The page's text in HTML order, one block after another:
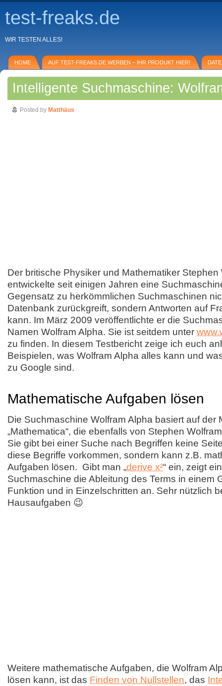
test-freaks.de
WIR TESTEN ALLES!
HOME AUF TEST-FREAKS.DE WERBEN – IHR PRODUKT HIER!
Intelligente Suchmaschine:
Posted by Matthäus
Der britische Physiker und Mathematiker Stephen
entwickelte seit einigen Jahren eine
Gegensatz zu herkömmlichen Suchmaschinen
Datenbank zurückgreift, sondern Antworten auf
kann. Im März 2009 veröffentlichte er die
Namen Wolfram Alpha. Sie ist seitdem unter
zu finden. In diesem Testbericht zeige ich euch
Beispielen, was Wolfram Alpha alles kann und
zu Google sind.
Mathematische Aufgaben lösen
Die Suchmaschine Wolfram Alpha basiert auf der
„Mathematica“, die ebenfalls von Stephen
Sie gibt bei einer Suche nach Begriffen keine
diese Begriffe vorkommen, sondern kann z.B.
Aufgaben lösen. Gibt man „derive x²“ ein, zeigt
Suchmaschine die Ableitung des Terms in einem
Funktion und in Einzelschritten an. Sehr nützlich
Hausaufgaben 😉
Weitere mathematische Aufgaben, die Wolfram
lösen kann, ist das Finden von Nullstellen, das